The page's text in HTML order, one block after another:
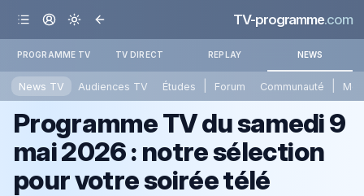
TV-programme.com
PROGRAMME TV TV DIRECT REPLAY NEWS
News TV Audiences TV Études Forum Communauté
Programme TV du samedi 9
mai 2026 : notre sélection
pour votre soirée télé